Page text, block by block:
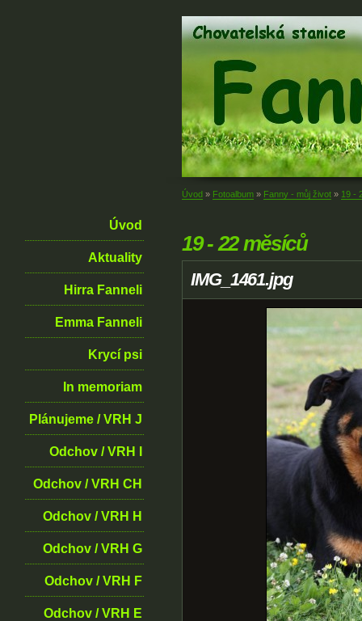
Úvod
Aktuality
Hirra Fanneli
Emma Fanneli
Krycí psi
In memoriam
Plánujeme / VRH J
Odchov / VRH I
Odchov / VRH CH
Odchov / VRH H
Odchov / VRH G
Odchov / VRH F
Odchov / VRH E
Úvod » Fotoalbum » Fanny - můj život » 19 -
19 - 22 měsíců
IMG_1461.jpg